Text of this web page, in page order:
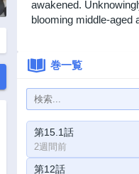
awakened.
blooming middle-aged
巻一覧
第15.1話
2週間前
第12話